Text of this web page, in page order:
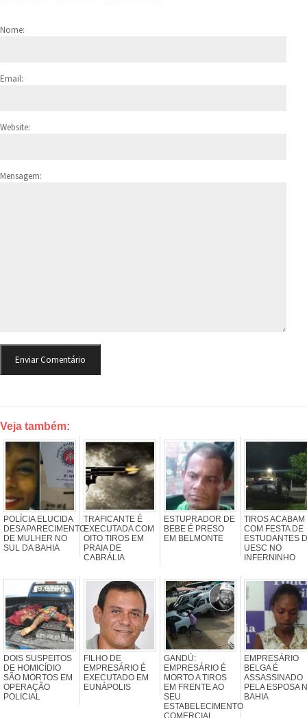
Nome:
Email:
Website:
Mensagem:
Veja também:
POLÍCIA ELUCIDA
DESAPARECIMENTO
DE MULHER NO
SUL DA BAHIA
TRAFICANTE É
EXECUTADA COM
OITO TIROS EM
PRAIA DE
CABRÁLIA
ESTUPRADOR DE
BEBE É PRESO
EM BELMONTE
TIROS ACABAM
COM FESTA DE
ESTUDANTES
UESC NO
INFERNINHO
DOIS SUSPEITOS
DE HOMICÍDIO
SÃO MORTOS EM
OPERAÇÃO
POLICIAL
FILHO DE
EMPRESÁRIO É
EXECUTADO EM
EUNÁPOLIS
GANDÚ:
EMPRESÁRIO É
MORTO A TIROS
EM FRENTE AO
SEU
ESTABELECIMENTO
COMERCIAL
EMPRESÁRIO
BELGA É
ASSASSINADO
PELA ESPOSA
BAHIA